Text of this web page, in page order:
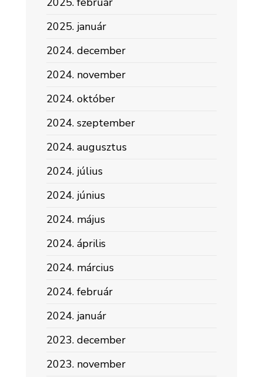
2025. január
2024. december
2024. november
2024. október
2024. szeptember
2024. augusztus
2024. július
2024. június
2024. május
2024. április
2024. március
2024. február
2024. január
2023. december
2023. november